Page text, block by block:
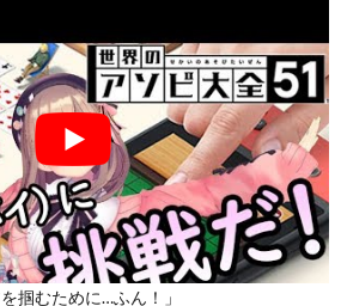
掴むために…ふん！」